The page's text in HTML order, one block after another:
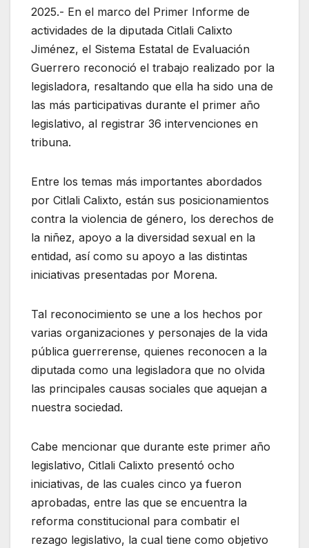
2025.- En el marco del Primer Informe de
actividades de la diputada Citlali Calixto
Jiménez, el Sistema Estatal de Evaluación
Guerrero reconoció el trabajo realizado por la
legisladora, resaltando que ella ha sido una de
las más participativas durante el primer año
legislativo, al registrar 36 intervenciones en
tribuna.
Entre los temas más importantes abordados
por Citlali Calixto, están sus posicionamientos
contra la violencia de género, los derechos de
la niñez, apoyo a la diversidad sexual en la
entidad, así como su apoyo a las distintas
iniciativas presentadas por Morena.
Tal reconocimiento se une a los hechos por
varias organizaciones y personajes de la vida
pública guerrerense, quienes reconocen a la
diputada como una legisladora que no olvida
las principales causas sociales que aquejan a
nuestra sociedad.
Cabe mencionar que durante este primer año
legislativo, Citlali Calixto presentó ocho
iniciativas, de las cuales cinco ya fueron
aprobadas, entre las que se encuentra la
reforma constitucional para combatir el
rezago legislativo, la cual tiene como objetivo